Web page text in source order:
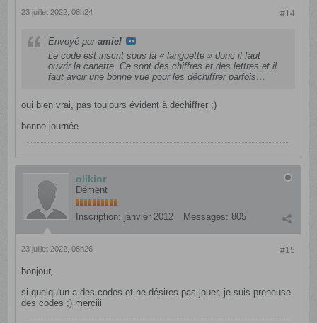
#14
23 juillet 2022, 08h24
Envoyé paramiel
Le code est inscrit sous la « languette » donc il faut
ouvrir la canette. Ce sont des chiffres et des lettres et il
faut avoir une bonne vue pour les déchiffrer parfois…
oui bien vrai, pas toujours évident à déchiffrer ;)
bonne journée
olikior
Dément
Inscription: janvier 2012 Messages: 805
#15
23 juillet 2022, 08h26
bonjour,
si quelqu'un a des codes et ne désires pas jouer, je suis preneuse
des codes ;) merciii